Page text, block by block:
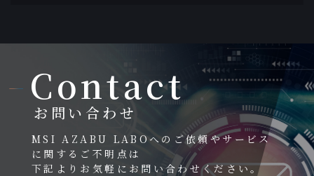
Contact
お問い合わせ
MSI AZABU LABOへのご依頼やサービス
に関するご不明点は
下記よりお気軽にお問い合わせください。